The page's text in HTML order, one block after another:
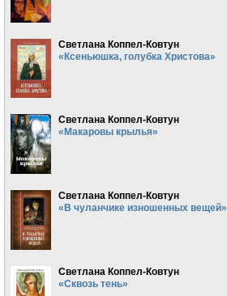
Светлана Коппел-Ковтун
«Ксеньюшка, голубка Христова»
Светлана Коппел-Ковтун
«Макаровы крылья»
Светлана Коппел-Ковтун
«В чуланчике изношенных вещей»
Светлана Коппел-Ковтун
«Сквозь тень»